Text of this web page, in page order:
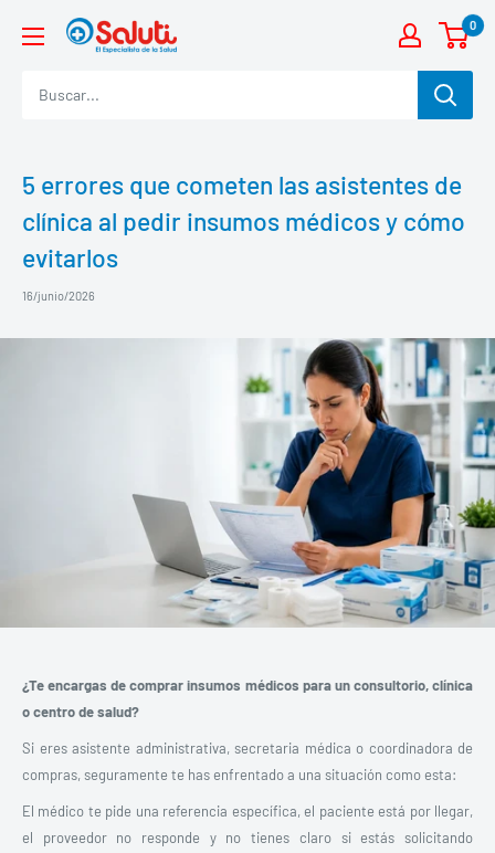
directamente
contenido
Saluti 0
5 errores que cometen las asistentes de
clínica al pedir insumos médicos y cómo
evitarlos
16/junio/2026
¿Te encargas de comprar insumos médicos para un consultorio, clínica
o centro de salud?
Si eres asistente administrativa, secretaria médica o coordinadora de
compras, seguramente te has enfrentado a una situación como esta:
El médico te pide una referencia específica, el paciente está por llegar,
el proveedor no responde y no tienes claro si estás solicitando